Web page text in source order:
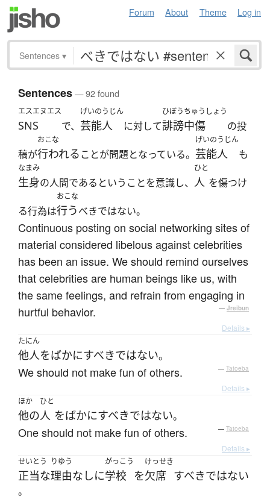
Forum About Theme Log in
Sentences ▾
Sentences— 92 found
エスエヌエス
SNS で、
げいのうじん
芸能人 に対して
ひぼうちゅうしょう
誹謗中傷 の投
稿が
おこな
行われることが問題となっている。
げいのうじん
芸能人 も
なまみ
生身の人間であるということを意識し、
ひと
人 を傷つけ
る行為は
おこな
行うべきではない。
Continuous posting on social networking sites of
material considered libelous against celebrities
has been an issue. We should remind ourselves
that celebrities are human beings like us, with
the same feelings, and refrain from engaging in
hurtful behavior.
— Jreibun
Details ▸
たにん
他人をばかにすべきではない。
We should not make fun of others. — Tatoeba
Details ▸
ほか
他の
ひと
人 をばかにすべきではない。
One should not make fun of others. — Tatoeba
Details ▸
せいとう
正当な
りゆう
理由なしに
がっこう
学校 を
けっせき
欠席 すべきではない
。